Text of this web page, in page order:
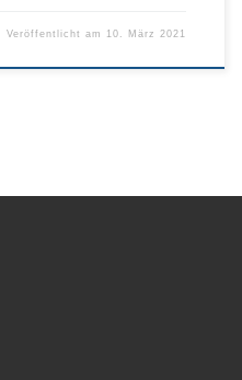
Veröffentlicht am 10. März 2021